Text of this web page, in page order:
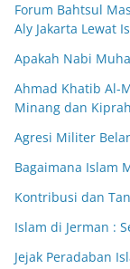
Forum Bahtsul
Aly Jakarta Lewat
Apakah Nabi
Ahmad Khatib Al-
Minang dan
Agresi Militer
Bagaimana Islam
Kontribusi dan
Islam di Jerman :
Jejak Peradaban